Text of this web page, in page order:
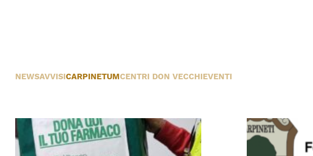
NEWSAVVISI CARPINETUM CENTRI DON VECCHI EVENTI